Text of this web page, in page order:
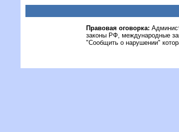
Правовая оговорка:
законы РФ, международные
"Сообщить о нарушении"